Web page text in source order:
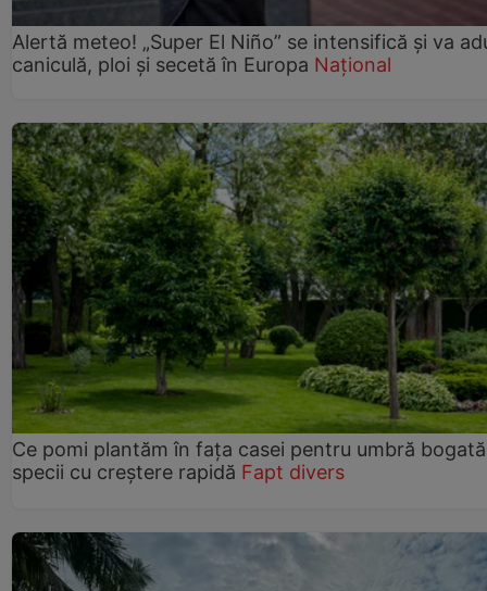
Alertă meteo! „Super El Niño” se intensifică și va
caniculă, ploi și secetă în Europa Național
Ce pomi plantăm în fața casei pentru umbră
specii cu creștere rapidă Fapt divers